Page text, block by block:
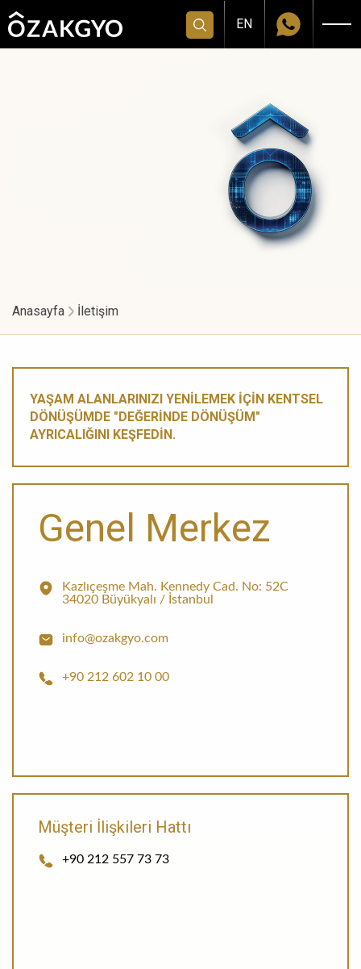
EN
Anasayfa İletişim
YAŞAM ALANLARINIZI YENILEMEK IÇIN KENTSEL
DÖNÜŞÜMDE "DEĞERINDE DÖNÜŞÜM"
AYRICALIĞINI KEŞFEDIN.
Genel Merkez
Kazlıçeşme Mah. Kennedy Cad. No: 52C
34020 Büyükyalı / İstanbul
info@ozakgyo.com
+90 212 602 10 00
Müşteri İlişkileri Hattı
+90 212 557 73 73